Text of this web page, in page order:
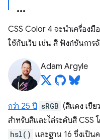
CSS Color 4 จะนำเครื่องมื
ใช้กับเว็บ เช่น สี ฟังก์ชันการ
Adam Argyle
กว่า 25 ปี sRGB (สีแดง เขีย
สำหรับสีและไล่ระดับสี CSS
hsl() และฐาน 16 ซึ่งเป็น